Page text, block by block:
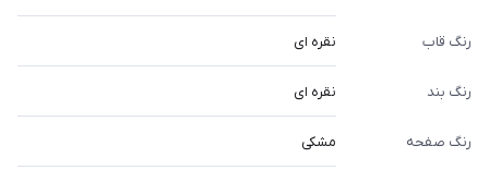
رنگ قاب نقره ای
رنگ بند نقره ای
رنگ صفحه مشکی